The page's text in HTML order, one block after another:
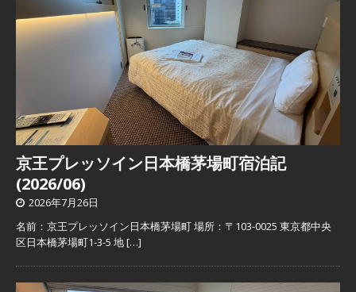
京王プレッソイン日本橋茅場町宿泊記
(2026/06)
2026年7月26日
名前：京王プレッソイン日本橋茅場町 場所：〒103-0025 東京都中央
区日本橋茅場町1-3-5 地[…]